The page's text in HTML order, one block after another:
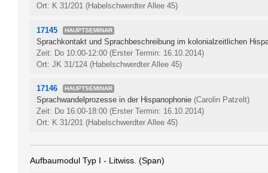
Ort: K 31/201 (Habelschwerdter Allee 45)
17145 HAUPTSEMINAR
Sprachkontakt und Sprachbeschreibung im kolonialzeitlichen
Zeit: Do 10:00-12:00 (Erster Termin: 16.10.2014)
Ort: JK 31/124 (Habelschwerdter Allee 45)
17146 HAUPTSEMINAR
Sprachwandelprozesse in der Hispanophonie (Carolin Patzelt)
Zeit: Do 16:00-18:00 (Erster Termin: 16.10.2014)
Ort: K 31/201 (Habelschwerdter Allee 45)
Aufbaumodul Typ I - Litwiss. (Span)